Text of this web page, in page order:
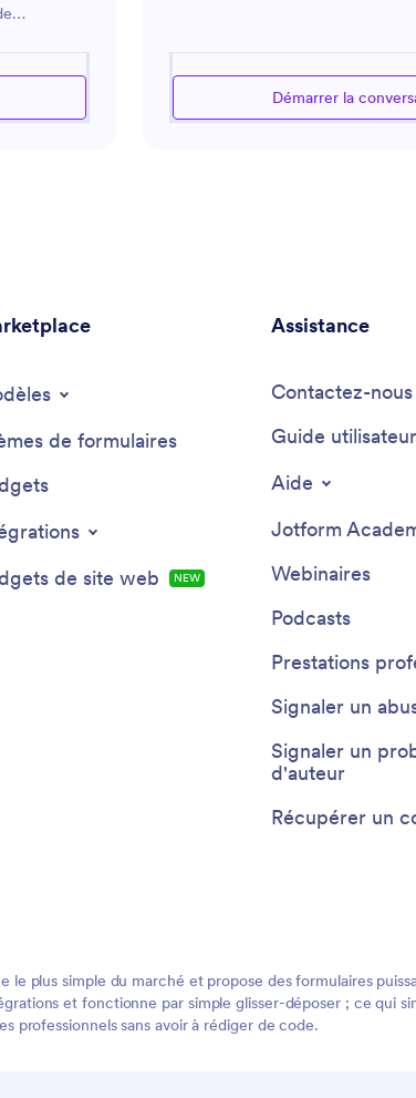
rédiger
de
mener les entretiens. Il peut
élaborer des stratégies pour attirer
et renforcer la diversité au sein
Démarrer la
de formulaires
de site web
NEW
Assistance
Contactez-nous
Guide utilisateur
Aide
Jotform
Webinaires
Podcasts
Prestations
Signaler un
Signaler un
d'auteur
Récupérer un
plus simple du marché et propose des formulaires
et fonctionne par simple glisser-déposer ; ce qui
professionnels sans avoir à rédiger de code.